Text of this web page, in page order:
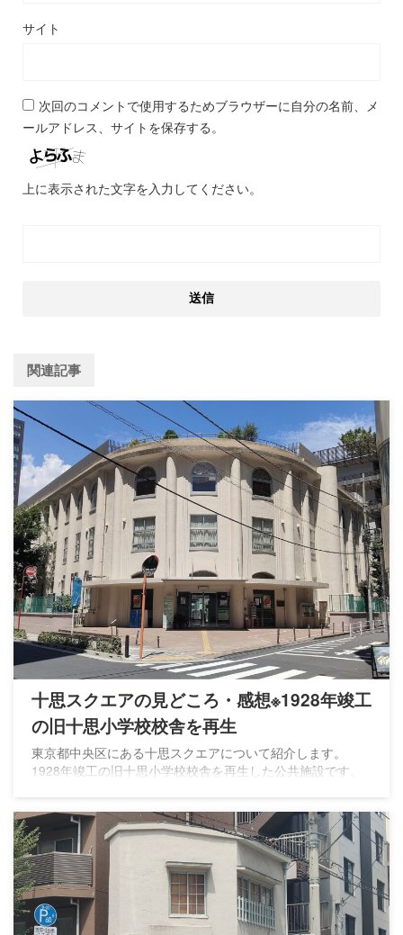
サイト
次回のコメントで使用するためブラウザーに自分の名前、メ
ールアドレス、サイトを保存する。
上に表示された文字を入力してください。
関連記事
十思スクエアの見どころ・感想※1928年竣工
の旧十思小学校校舎を再生
東京都中央区にある十思スクエアについて紹介します。
1928年竣工の旧十思小学校校舎を再生した公共施設です。